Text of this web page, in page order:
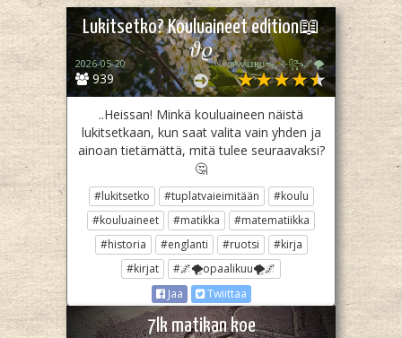
Lukitsetko? Kouluaineet edition📖
𝜗𝜚
939
2026-05-20 ᴏᴘᴀᴀʟɪӄᴜᴜᯓ₊ ⊹꧂🌌🌪
..Heissan! Minkä kouluaineen näistä
lukitsetkaan, kun saat valita vain yhden ja
ainoan tietämättä, mitä tulee seuraavaksi?
🤔
#lukitsetko #tuplatvaieimitään
#koulu
#kouluaineet
#matikka
#matematiikka
#historia
#englanti #ruotsi
#kirja
#kirjat
#🌌🌪opaalikuu🌪🌌
Jaa
Twiittaa
7lk matikan koe